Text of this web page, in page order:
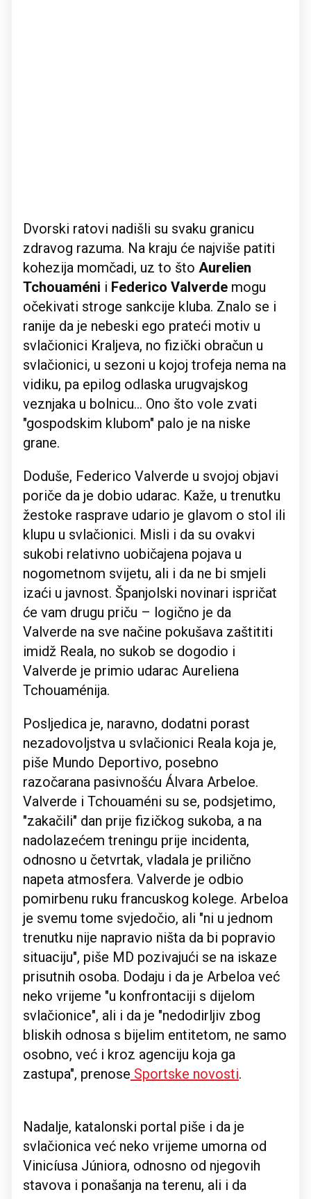
Dvorski ratovi nadišli su svaku granicu
zdravog razuma. Na kraju će najviše patiti
kohezija momčadi, uz to što Aurelien
Tchouaméni i Federico Valverde mogu
očekivati stroge sankcije kluba. Znalo se i
ranije da je nebeski ego prateći motiv u
svlačionici Kraljeva, no fizički obračun u
svlačionici, u sezoni u kojoj trofeja nema na
vidiku, pa epilog odlaska urugvajskog
veznjaka u bolnicu... Ono što vole zvati
"gospodskim klubom" palo je na niske
grane.
Doduše, Federico Valverde u svojoj objavi
poriče da je dobio udarac. Kaže, u trenutku
žestoke rasprave udario je glavom o stol ili
klupu u svlačionici. Misli i da su ovakvi
sukobi relativno uobičajena pojava u
nogometnom svijetu, ali i da ne bi smjeli
izaći u javnost. Španjolski novinari ispričat
će vam drugu priču – logično je da
Valverde na sve načine pokušava zaštititi
imidž Reala, no sukob se dogodio i
Valverde je primio udarac Aureliena
Tchouaménija.
Posljedica je, naravno, dodatni porast
nezadovoljstva u svlačionici Reala koja je,
piše Mundo Deportivo, posebno
razočarana pasivnošću Álvara Arbeloe.
Valverde i Tchouaméni su se, podsjetimo,
"zakačili" dan prije fizičkog sukoba, a na
nadolazećem treningu prije incidenta,
odnosno u četvrtak, vladala je prilično
napeta atmosfera. Valverde je odbio
pomirbenu ruku francuskog kolege. Arbeloa
je svemu tome svjedočio, ali "ni u jednom
trenutku nije napravio ništa da bi popravio
situaciju", piše MD pozivajući se na iskaze
prisutnih osoba. Dodaju i da je Arbeloa već
neko vrijeme "u konfrontaciji s dijelom
svlačionice", ali i da je "nedodirljiv zbog
bliskih odnosa s bijelim entitetom, ne samo
osobno, već i kroz agenciju koja ga
zastupa", prenose Sportske novosti.
Nadalje, katalonski portal piše i da je
svlačionica već neko vrijeme umorna od
Vinicíusa Júniora, odnosno od njegovih
stavova i ponašanja na terenu, ali i da